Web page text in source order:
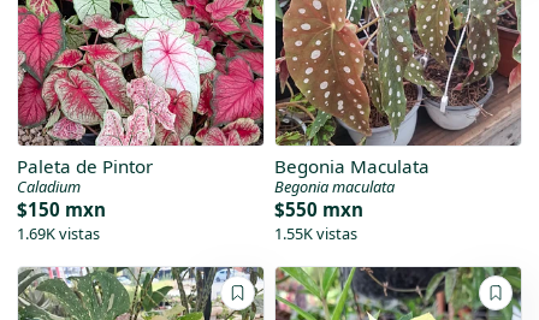
Paleta de Pintor
Caladium
$150 mxn
1.69K vistas
Begonia Maculata
Begonia maculata
$550 mxn
1.55K vistas